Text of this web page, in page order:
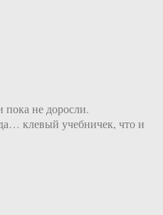
не доросли.
клевый учебничек, что и